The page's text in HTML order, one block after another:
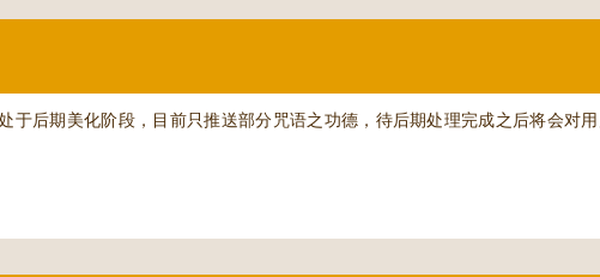
于后期美化阶段，目前只推送部分咒语之功德，待后期处理完成之后将会对